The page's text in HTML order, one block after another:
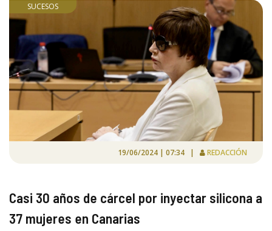
SUCESOS
19/06/2024 | 07:34 | REDACCIÓN
Casi 30 años de cárcel por inyectar silicona a
37 mujeres en Canarias